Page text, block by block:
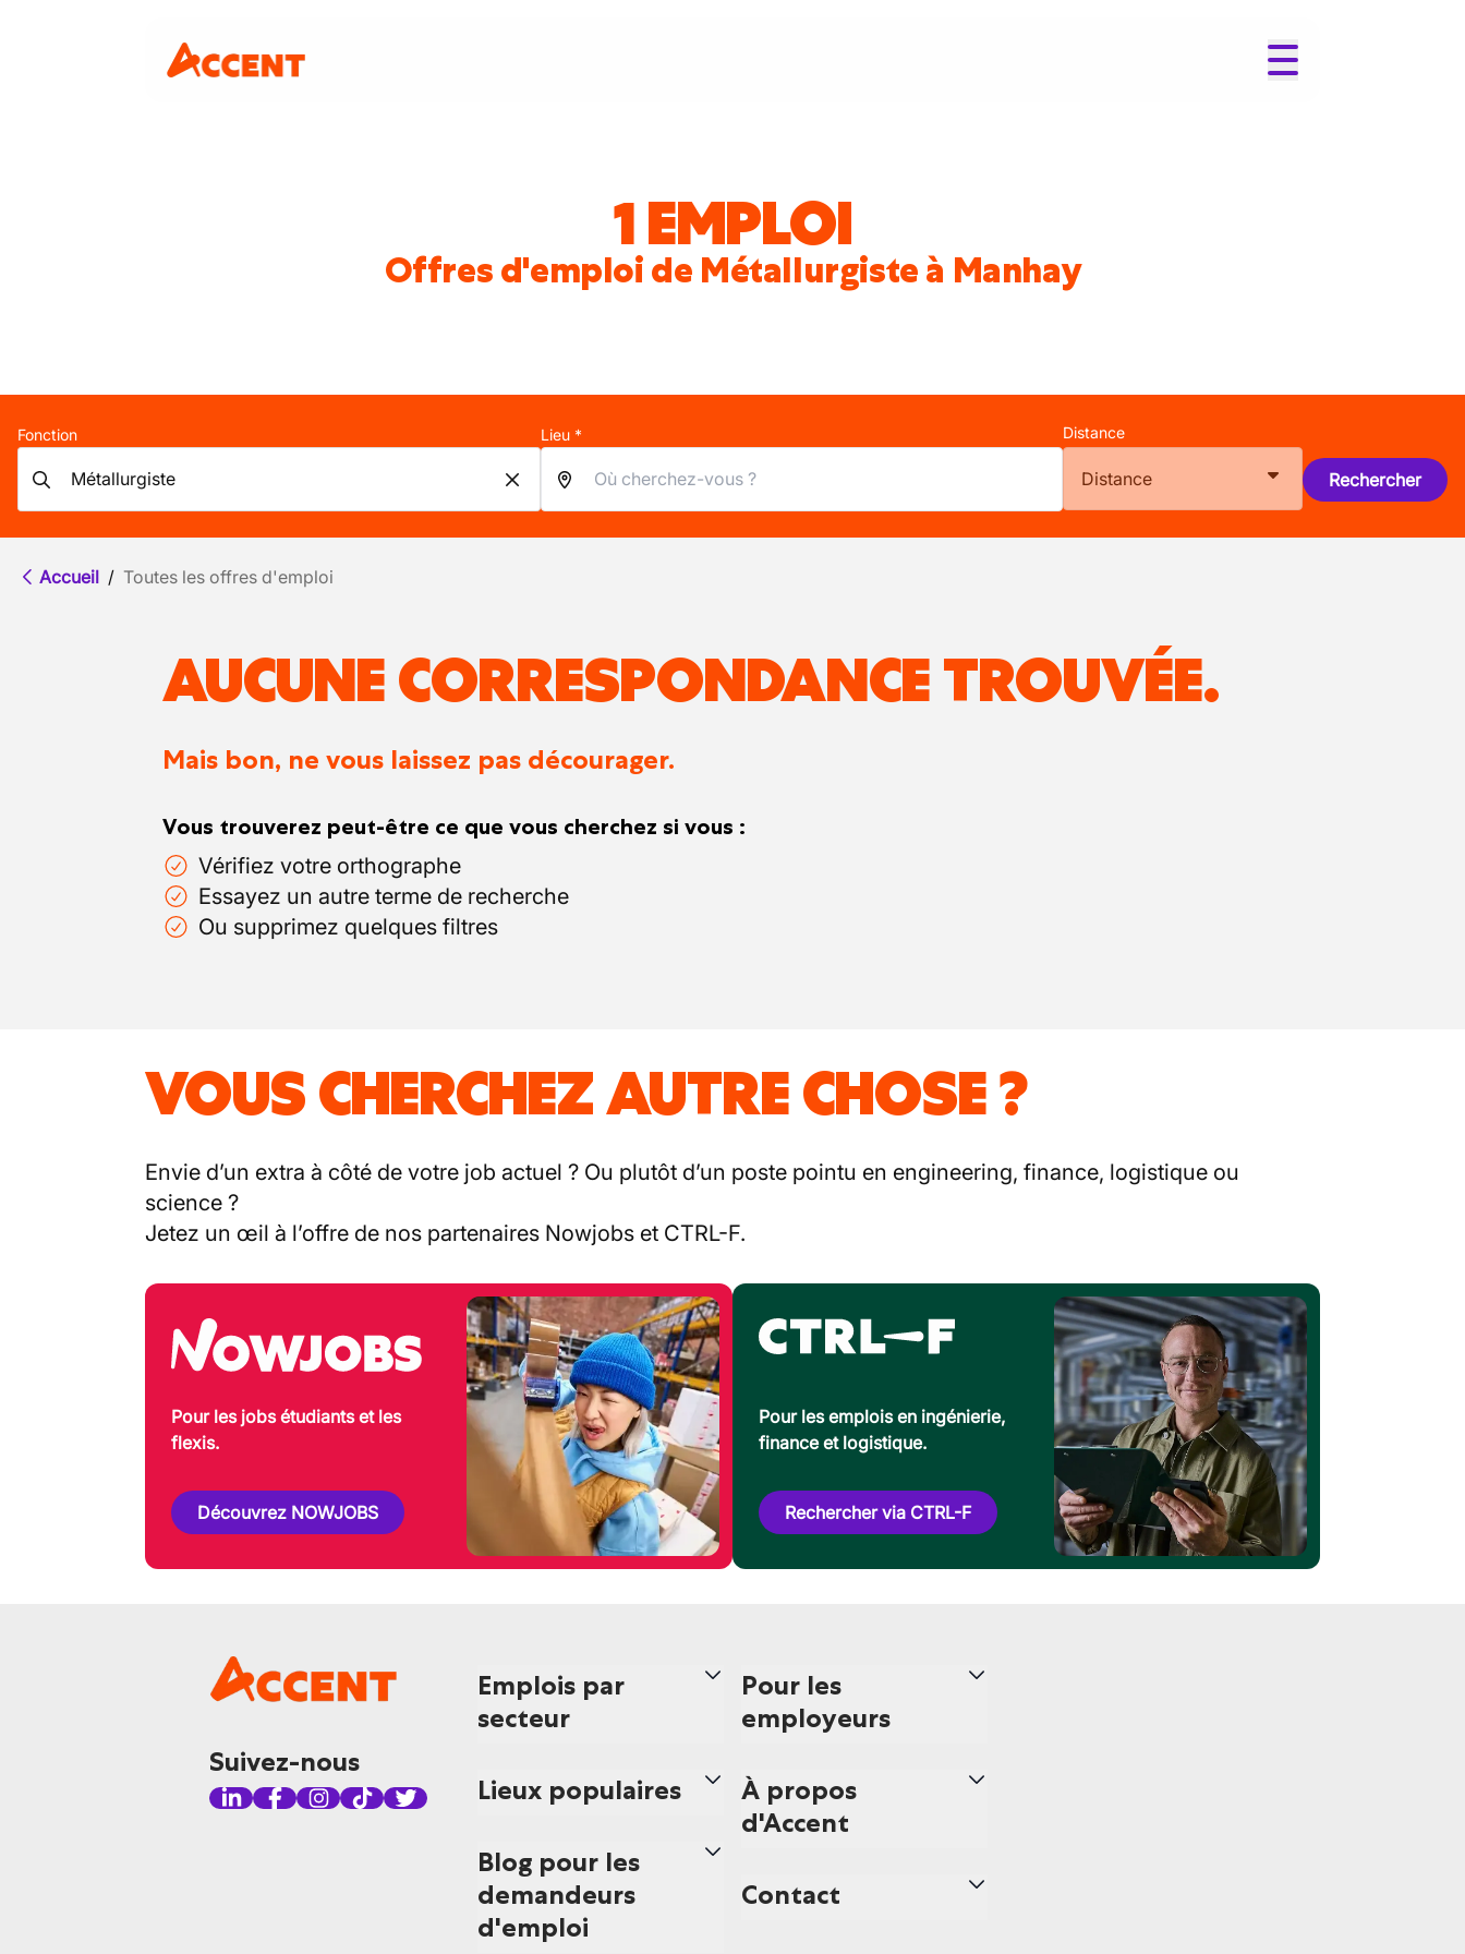
1 EMPLOI
Offres d'emploi de Métallurgiste à Manhay
Fonction Lieu * Distance
Distance Rechercher
Accueil / Toutes les offres d'emploi
AUCUNE CORRESPONDANCE TROUVÉE.
Mais bon, ne vous laissez pas décourager.
Vous trouverez peut-être ce que vous cherchez si vous :
Vérifiez votre orthographe
Essayez un autre terme de recherche
Ou supprimez quelques filtres
VOUS CHERCHEZ AUTRE CHOSE ?
Envie d’un extra à côté de votre job actuel ? Ou plutôt d’un poste pointu en engineering, finance, logistique ou
science ?
Jetez un œil à l’offre de nos partenaires Nowjobs et CTRL-F.
Pour les jobs étudiants et les
flexis.
Découvrez NOWJOBS
Pour les emplois en ingénierie,
finance et logistique.
Rechercher via CTRL-F
Suivez-nous
Emplois par
secteur
Lieux populaires
Blog pour les
demandeurs
d'emploi
Pour les
employeurs
À propos
d'Accent
Contact